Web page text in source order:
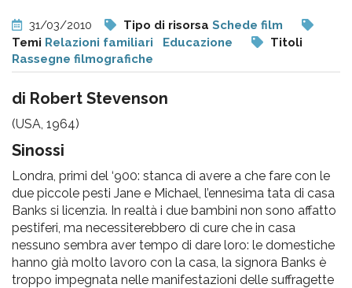
Documentazione
e
analisi
pr
l'infanzia
e
l'adolescenza
31/03/2010 Tipo di risorsa Schede film
Temi Relazioni familiari Educazione
Titoli
Rassegne filmografiche
di Robert Stevenson
(USA, 1964)
Sinossi
Londra, primi del ‘900: stanca di avere a che fare con le
due piccole pesti Jane e Michael, l’ennesima tata di casa
Banks si licenzia. In realtà i due bambini non sono affatto
pestiferi, ma necessiterebbero di cure che in casa
nessuno sembra aver tempo di dare loro: le domestiche
hanno già molto lavoro con la casa, la signora Banks è
troppo impegnata nelle manifestazioni delle suffragette